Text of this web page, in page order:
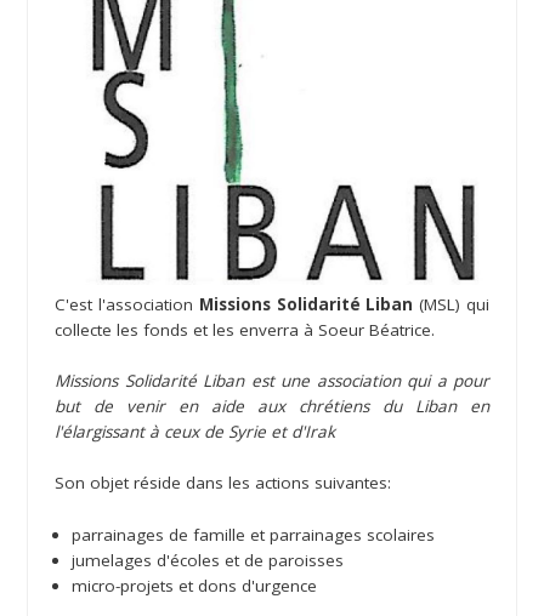
C'est l'association Missions Solidarité Liban (MSL) qui
collecte les fonds et les enverra à Soeur Béatrice.
Missions Solidarité Liban est une association qui a pour
but de venir en aide aux chrétiens du Liban en
l'élargissant à ceux de Syrie et d'Irak
Son objet réside dans les actions suivantes:
parrainages de famille et parrainages scolaires
jumelages d'écoles et de paroisses
micro-projets et dons d'urgence